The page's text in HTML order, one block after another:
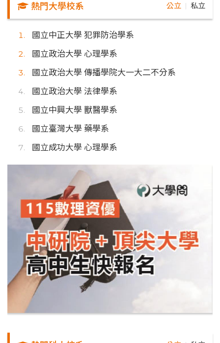
熱門大學校系 公立 私立
國立中正大學 犯罪防治學系
國立政治大學 心理學系
國立政治大學 傳播學院大一大二不分系
國立政治大學 法律學系
國立中興大學 獸醫學系
國立臺灣大學 藥學系
國立成功大學 心理學系